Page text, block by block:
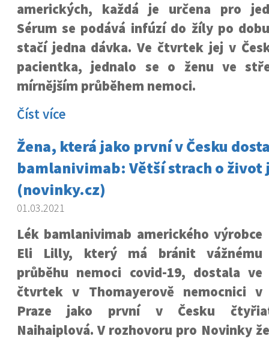
amerických, každá je určena pro
Sérum se podává infúzí do žíly po
stačí jedna dávka. Ve čtvrtek jej v
pacientka, jednalo se o ženu ve
mírnějším průběhem nemoci.
Číst více
Žena, která jako první v Česku
bamlanivimab: Větší strach o život
(novinky.cz)
01.03.2021
Lék bamlanivimab amerického výrobce
Eli Lilly, který má bránit vážnému
průběhu nemoci covid-19, dostala ve
čtvrtek v Thomayerově nemocnici v
Praze jako první v Česku
Naihaiplová. V rozhovoru pro Novinky